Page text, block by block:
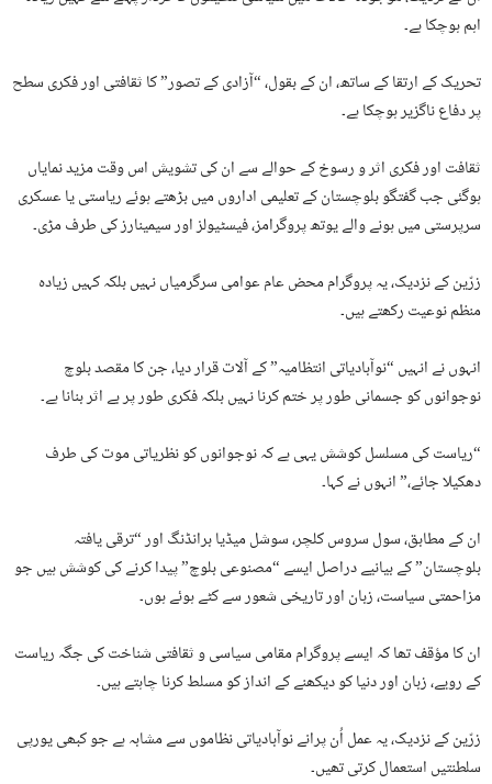
اہم ہوچکا ہے۔
تحریک کے ارتقا کے ساتھ، ان کے بقول، “آزادی کے تصور” کا ثقافتی اور فکری سطح
پر دفاع ناگزیر ہوچکا ہے۔
ثقافت اور فکری اثر و رسوخ کے حوالے سے ان کی تشویش اس وقت مزید نمایاں
ہوگئی جب گفتگو بلوچستان کے تعلیمی اداروں میں بڑھتے ہوئے ریاستی یا عسکری
سرپرستی میں ہونے والے یوتھ پروگرامز، فیسٹیولز اور سیمینارز کی طرف مڑی۔
زرّین کے نزدیک، یہ پروگرام محض عام عوامی سرگرمیاں نہیں بلکہ کہیں زیادہ
منظم نوعیت رکھتے ہیں۔
انہوں نے انہیں “نوآبادیاتی انتظامیہ” کے آلات قرار دیا، جن کا مقصد بلوچ
نوجوانوں کو جسمانی طور پر ختم کرنا نہیں بلکہ فکری طور پر بے اثر بنانا ہے۔
“ریاست کی مسلسل کوشش یہی ہے کہ نوجوانوں کو نظریاتی موت کی طرف
دھکیلا جائے،” انہوں نے کہا۔
ان کے مطابق، سول سروس کلچر، سوشل میڈیا برانڈنگ اور “ترقی یافتہ
بلوچستان” کے بیانیے دراصل ایسے “مصنوعی بلوچ” پیدا کرنے کی کوشش ہیں جو
مزاحمتی سیاست، زبان اور تاریخی شعور سے کٹے ہوئے ہوں۔
ان کا مؤقف تھا کہ ایسے پروگرام مقامی سیاسی و ثقافتی شناخت کی جگہ ریاست
کے رویے، زبان اور دنیا کو دیکھنے کے انداز کو مسلط کرنا چاہتے ہیں۔
زرّین کے نزدیک، یہ عمل اُن پرانے نوآبادیاتی نظاموں سے مشابہ ہے جو کبھی یورپی
سلطنتیں استعمال کرتی تھیں۔